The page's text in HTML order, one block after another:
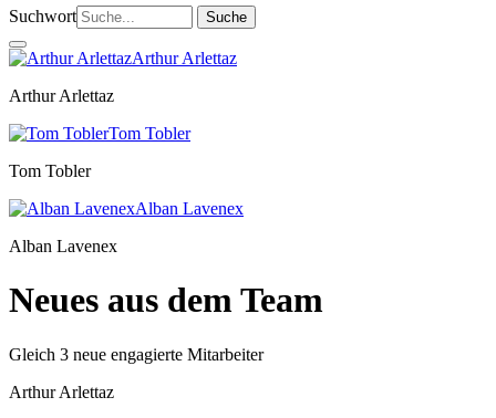
Suchwort
Arthur Arlettaz
Arthur Arlettaz
Tom Tobler
Tom Tobler
Alban Lavenex
Alban Lavenex
Neues aus dem Team
Gleich 3 neue engagierte Mitarbeiter
Arthur Arlettaz